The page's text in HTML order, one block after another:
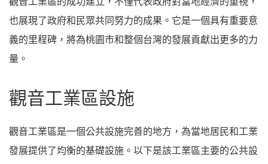
也展現了政府和民眾共同努力的成果。它是一個具有重要意
義的里程碑，將為桃園市和整個台灣的發展貢獻出更多的力
量。
觀音工業區設施
觀音工業區是一個公共設施完善的地方，為當地居民和工業
發展提供了均衡的基礎設施。以下是該工業區主要的公共設